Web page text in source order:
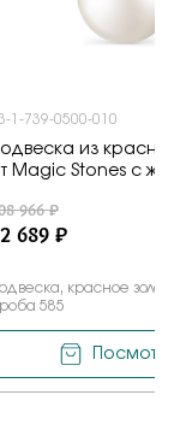
1-739-0500-010
из
Magic Stones с
966 ₽
689 ₽
красное
585